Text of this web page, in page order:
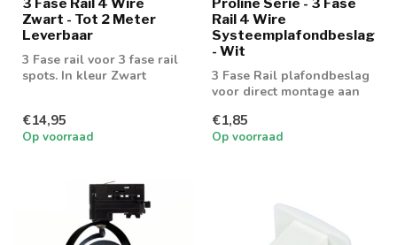
3 Fase Rail 4 Wire
Zwart - Tot 2 Meter
Leverbaar
3 Fase rail voor 3 fase rail
spots. In kleur Zwart
€14,95
Op voorraad
Proline Serie - 3 Fase
Rail 4 Wire
Systeemplafondbeslag
- Wit
3 Fase Rail plafondbeslag
voor direct montage aan
€1,85
Op voorraad